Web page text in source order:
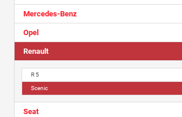
Mercedes-Benz
Opel
Renault
R 5
Scenic
Seat